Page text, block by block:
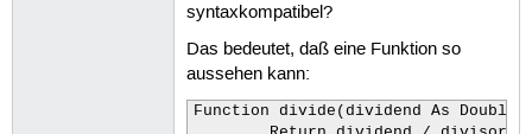
syntaxkompatibel?
Das bedeutet, daß eine Funktion so
aussehen kann:
Function divide(dividend As